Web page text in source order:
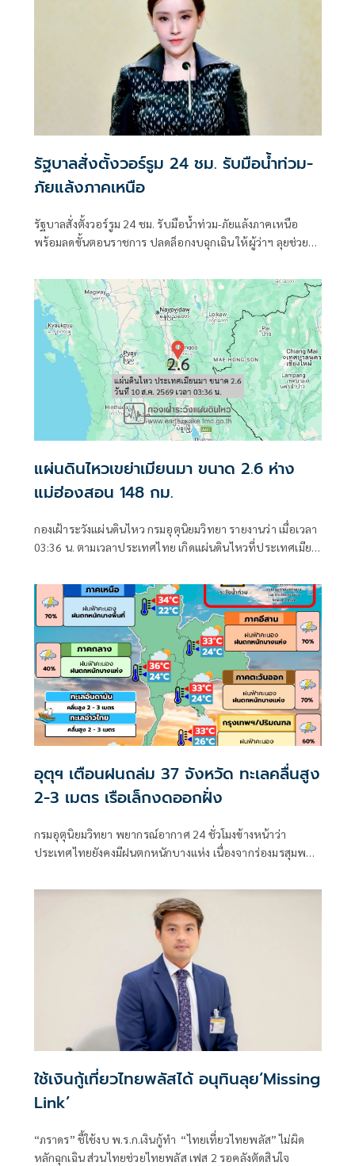
รัฐบาลสั่งตั้งวอร์รูม 24 ชม. รับมือน้ำท่วม-
ภัยแล้งภาคเหนือ
รัฐบาลสั่งตั้งวอร์รูม 24 ชม. รับมือน้ำท่วม-ภัยแล้งภาคเหนือ
พร้อมลดขั้นตอนราชการ ปลดล็อกงบฉุกเฉิน ให้ผู้ว่าฯ ลุยช่วย
แผ่นดินไหวเขย่าเมียนมา ขนาด 2.6 ห่าง
แม่ฮ่องสอน 148 กม.
กองเฝ้าระวังแผ่นดินไหว กรมอุตุนิยมวิทยา รายงานว่า เมื่อเวลา
03:36 น. ตามเวลาประเทศไทย เกิดแผ่นดินไหวที่ประเทศเมีย
อุตุฯ เตือนฝนถล่ม 37 จังหวัด ทะเลคลื่นสูง
2-3 เมตร เรือเล็กงดออกฝั่ง
กรมอุตุนิยมวิทยา พยากรณ์อากาศ 24 ชั่วโมงข้างหน้าว่า
ประเทศไทยยังคงมีฝนตกหนักบางแห่ง เนื่องจากร่องมรสุมพาด
กับมรสุมตะวันตกเฉียงใต้
ใช้เงินกู้เที่ยวไทยพลัสได้ อนุทินลุย‘Missing
Link’
“ภราดร” ชี้ใช้งบ พ.ร.ก.เงินกู้ทำ “ไทยเที่ยวไทยพลัส” ไม่ผิด
หลักฉุกเฉิน ส่วนไทยช่วยไทยพลัส เฟส 2 รอคลังตัดสินใจ